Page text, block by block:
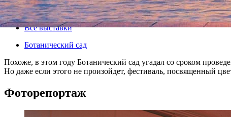
Все афиша плюс
Все выставки
Ботанический сад
Похоже, в этом году Ботанический сад угадал со сроком
Но даже если этого не произойдет, фестиваль, посвященный
Фоторепортаж